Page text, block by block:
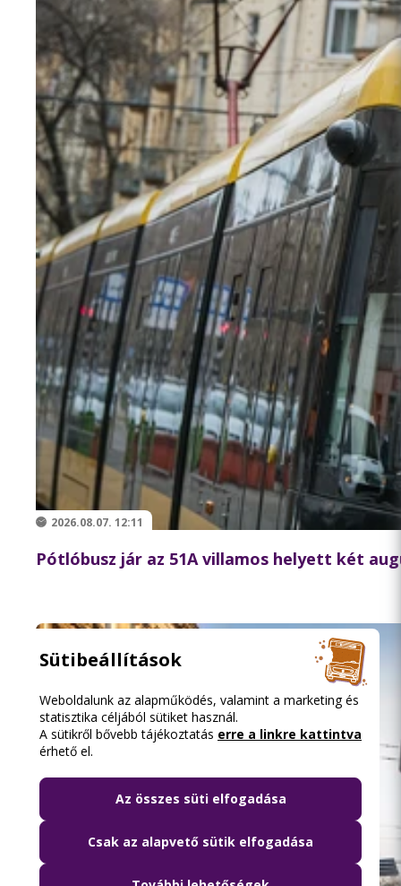
2026.08.07. 12:11
Pótlóbusz jár az 51A villamos helyett két
Sütibeállítások
Weboldalunk az alapműködés, valamint a marketing és
statisztika céljából sütiket használ.
A sütikről bővebb tájékoztatás erre a linkre kattintva
érhető el.
Az összes süti elfogadása
Csak az alapvető sütik elfogadása